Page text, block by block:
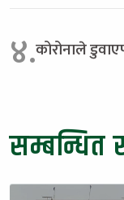
४.कोरोनाले
सम्बन्धित